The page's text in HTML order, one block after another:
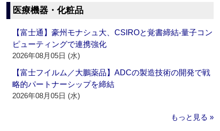
医療機器・化粧品
【富士通】豪州モナシュ大、CSIROと覚書締結‐量子コン
ピューティングで連携強化
2026年08月05日 (水)
【富士フイルム／大鵬薬品】ADCの製造技術の開発で戦
略的パートナーシップを締結
2026年08月05日 (水)
もっと見る »